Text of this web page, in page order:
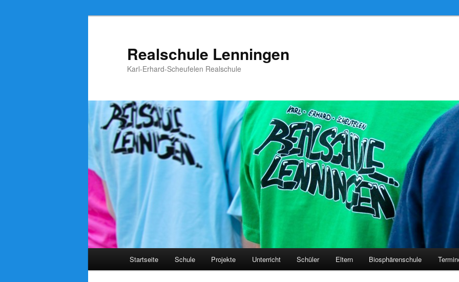
Realschule Lenningen
Karl-Erhard-Scheufelen Realschule
Startseite Schule Projekte Unterricht Schüler Eltern Biosphärenschule